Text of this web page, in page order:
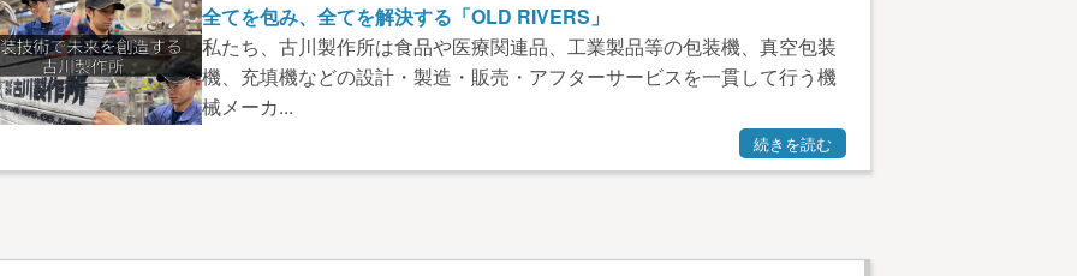
全てを包み、全てを解決する「OLD RIVERS」
私たち、古川製作所は食品や医療関連品、工業製品等の包装機、真空包装
機、充填機などの設計・製造・販売・アフターサービスを一貫して行う機
械メーカ...
続きを読む